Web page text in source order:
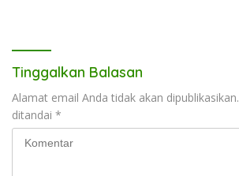
Tinggalkan Balasan
Alamat email Anda tidak akan dipublikasikan.
ditandai *